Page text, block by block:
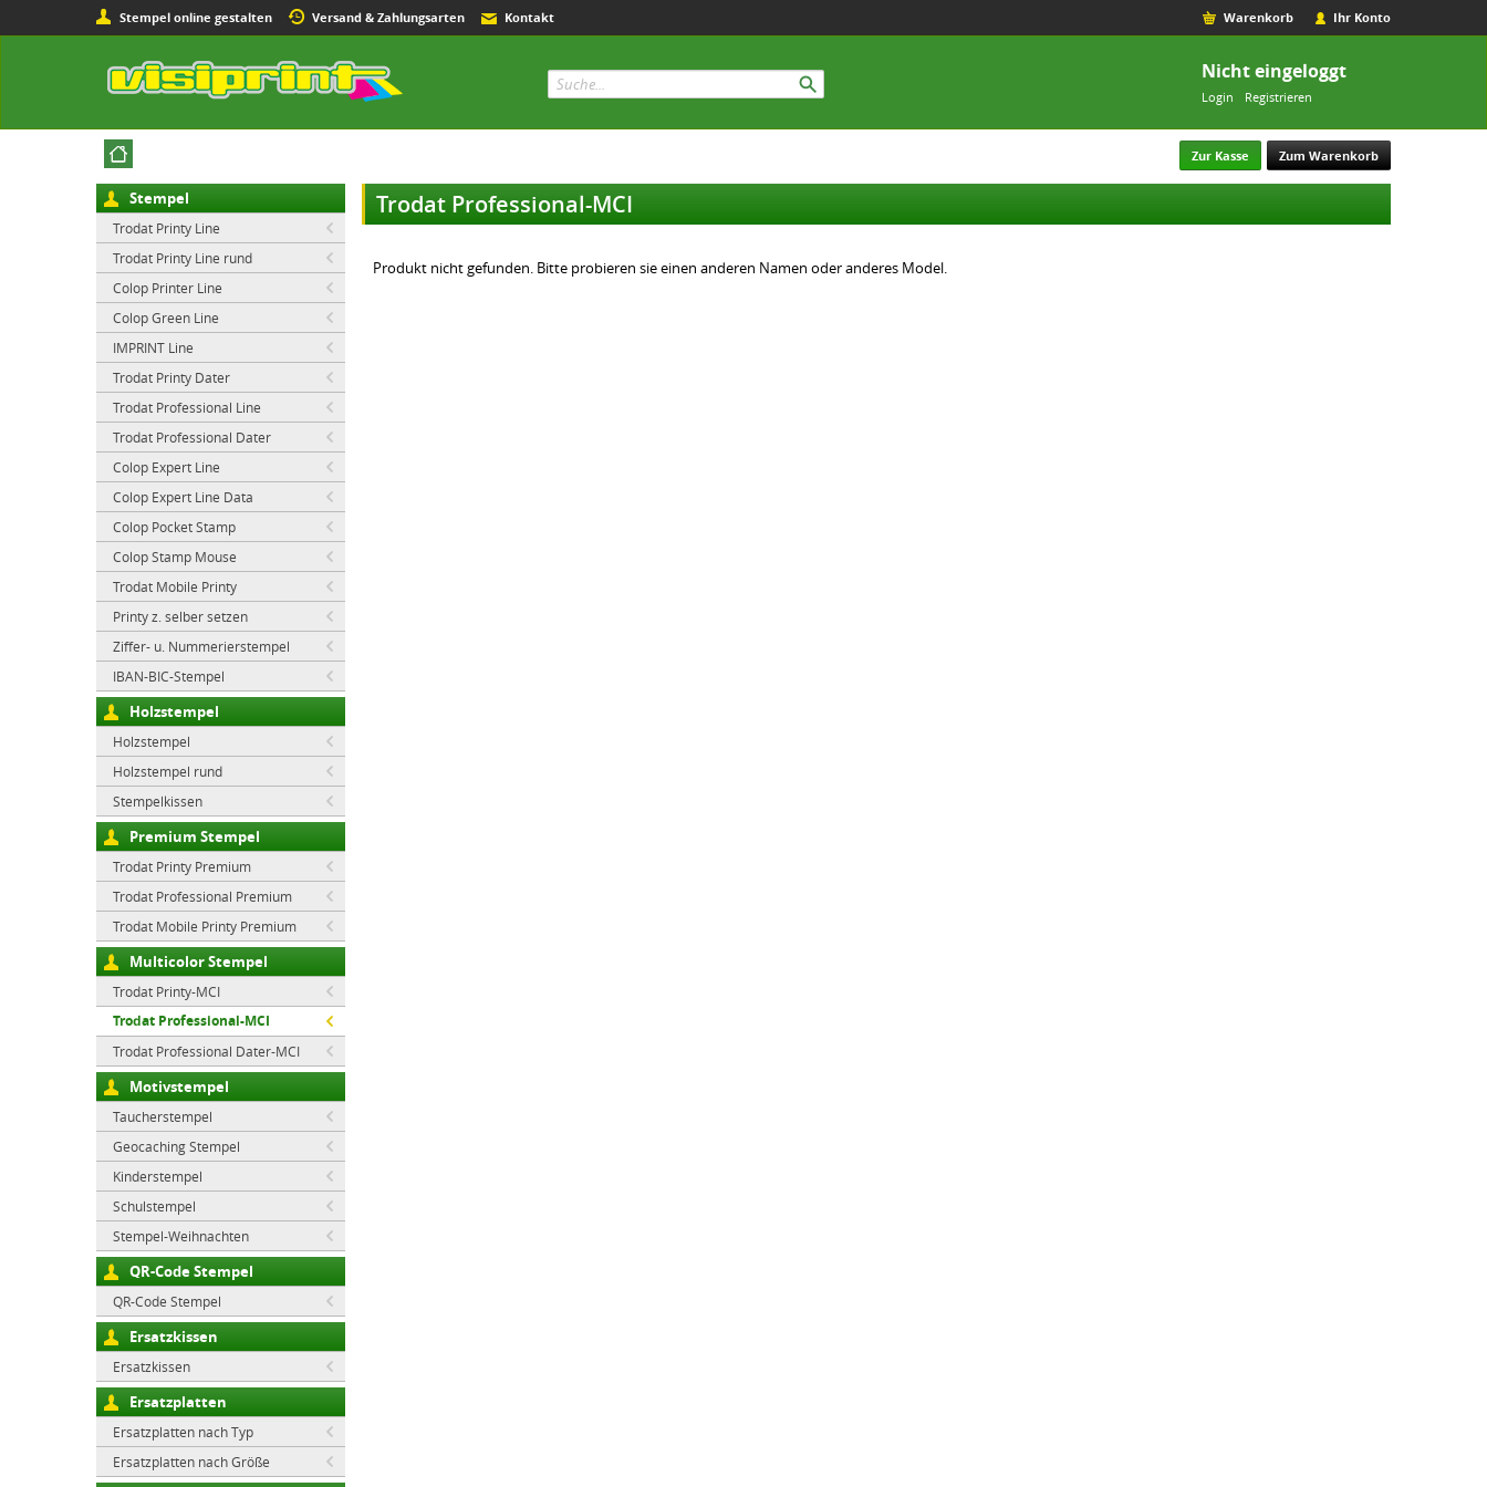
Stempel online gestalten Versand & Zahlungsarten Kontakt Ihr Konto
Warenkorb
Nicht eingeloggt
Login Registrieren
Zur Kasse Zum Warenkorb
Stempel
Trodat Printy Line
Trodat Printy Line rund
Colop Printer Line
Colop Green Line
IMPRINT Line
Trodat Printy Dater
Trodat Professional Line
Trodat Professional Dater
Colop Expert Line
Colop Expert Line Data
Colop Pocket Stamp
Colop Stamp Mouse
Trodat Mobile Printy
Printy z. selber setzen
Ziffer- u. Nummerierstempel
IBAN-BIC-Stempel
Holzstempel
Holzstempel
Holzstempel rund
Stempelkissen
Premium Stempel
Trodat Printy Premium
Trodat Professional Premium
Trodat Mobile Printy Premium
Multicolor Stempel
Trodat Printy-MCI
Trodat Professional-MCI
Trodat Professional Dater-MCI
Motivstempel
Taucherstempel
Geocaching Stempel
Kinderstempel
Schulstempel
Stempel-Weihnachten
QR-Code Stempel
QR-Code Stempel
Ersatzkissen
Ersatzkissen
Ersatzplatten
Ersatzplatten nach Typ
Ersatzplatten nach Größe
Trodat Professional-MCI
Produkt nicht gefunden. Bitte probieren sie einen anderen Namen oder anderes Model.